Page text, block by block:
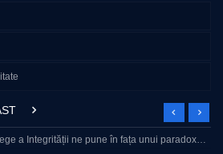
fi la curent cu cele mai noi știri și opinii!
a Integrității ne pune în fața unui paradox…